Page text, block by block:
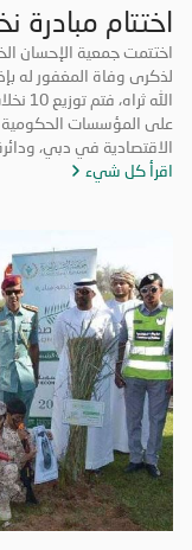
اختتام مبادرة
اختتمت جمعية الإحسان
لذكرى وفاة المغفور له
على المؤسسات الحكومية
الاقتصادية في دبي،
الأساسي، وفريق الإحسان
اقرأ كل شيء